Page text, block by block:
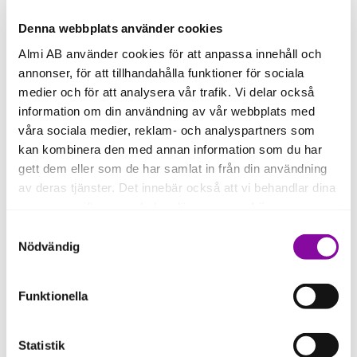
Denna webbplats använder cookies
Almi AB använder cookies för att anpassa innehåll och
annonser, för att tillhandahålla funktioner för sociala
medier och för att analysera vår trafik. Vi delar också
information om din användning av vår webbplats med
våra sociala medier, reklam- och analyspartners som
kan kombinera den med annan information som du har
gett dem eller som de har samlat in från din användning
av deras tjänster. Det innebär också att vi behandlar dina
Om du klickar på avvisa kommer användning av kakor
eller delning av information enligt ovan, inte att ske,
förutom för kakor som är nödvändiga för att hemsidan
ska fungera se mer under inställningar.
Nödvändig
Funktionella
Statistik
Exportcenter Väst består av tio av
Sveriges främsta exportfrämjande
organisationer, som samverkar
regionalt för att underlätta för dig som
exportör och importör. Vi erbjuder stöd
inom fyra kompetensområden.
Almi
Västra Götalandsregionen